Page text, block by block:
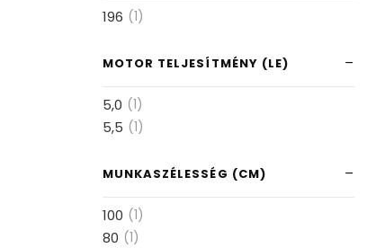
196 (1)
MOTOR TELJESÍTMÉNY (LE)
5,0 (1)
5,5 (1)
MUNKASZÉLESSÉG (CM)
100 (1)
80 (1)